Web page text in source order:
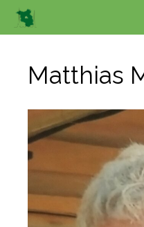
Matthias